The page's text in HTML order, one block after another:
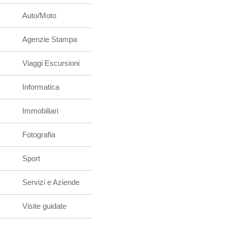
Auto/Moto
Agenzie Stampa
Viaggi Escursioni
Informatica
Immobiliari
Fotografia
Sport
Servizi e Aziende
Visite guidate